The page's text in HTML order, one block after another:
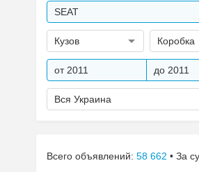
SEAT
Кузов Коробка
от 2011 до 2011
Вся Украина
Всего объявлений: 58 662 • За